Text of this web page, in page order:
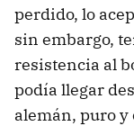
perdido, lo
sin embargo,
resistencia al
podía llegar
alemán, puro y